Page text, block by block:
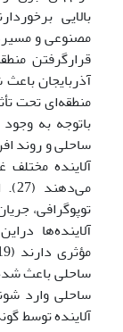
مصنوعی و
قرارگرفتن
آذربایجان
منطقه‌ای تحت
باتوجه به
ساحلی و روند
آلاینده
توپوگرافی،
آلاینده‌ها
ساحلی باعث
ساحلی وارد
آلاینده توسط